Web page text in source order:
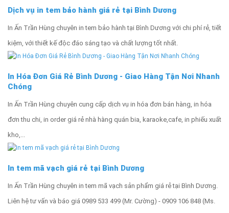
Dịch vụ in tem bảo hành giá rẻ tại Bình Dương
In Ấn Trần Hùng chuyên in tem bảo hành tại Bình Dương với chi phí rẻ, tiết
kiệm, với thiết kế độc đáo sáng tạo và chất lượng tốt nhất.
In Hóa Đơn Giá Rẻ Bình Dương - Giao Hàng Tận Nơi Nhanh
Chóng
In Ấn Trần Hùng chuyên cung cấp dịch vụ in hóa đơn bán hàng, in hóa
đơn thu chi, in order giá rẻ nhà hàng quán bia, karaoke,cafe, in phiếu xuất
kho,...
In tem mã vạch giá rẻ tại Bình Dương
In Ấn Trần Hùng chuyên in tem mã vạch sản phẩm giá rẻ tại Bình Dương.
Liên hệ tư vấn và báo giá 0989 533 499 (Mr. Cường) - 0909 106 848 (Ms.